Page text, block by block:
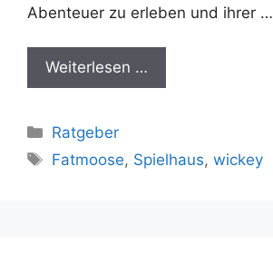
Abenteuer zu erleben und ihrer …
Weiterlesen …
Kategorien
Ratgeber
Schlagwörter
Fatmoose, Spielhaus,wickey